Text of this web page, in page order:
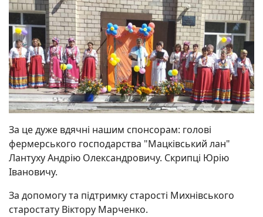
За це дуже вдячні нашим спонсорам: голові
фермерського господарства "Мацківський лан"
Лантуху Андрію Олександровичу. Скрипці Юрію
Івановичу.
За допомогу та підтримку старості Михнівського
старостату Віктору Марченко.